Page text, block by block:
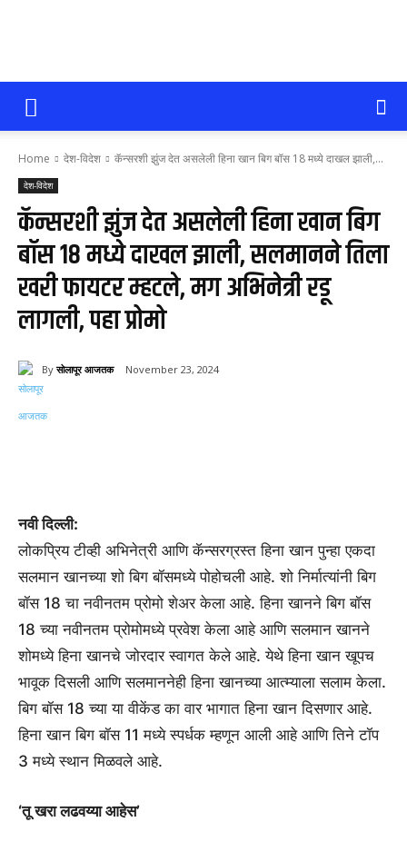
सोलापूर
आजतक
Home देश-विदेश कॅन्सरशी झुंज देत असलेली हिना खान बिग बॉस 18 मध्ये दाखल झाली,...
देश-विदेश
कॅन्सरशी झुंज देत असलेली हिना खान बिग
बॉस 18 मध्ये दाखल झाली, सलमानने तिला
खरी फायटर म्हटले, मग अभिनेत्री रडू
लागली, पहा प्रोमो
By सोलापूर आजतक November 23, 2024
नवी दिल्ली:
लोकप्रिय टीव्ही अभिनेत्री आणि कॅन्सरग्रस्त हिना खान पुन्हा एकदा
सलमान खानच्या शो बिग बॉसमध्ये पोहोचली आहे. शो निर्मात्यांनी बिग
बॉस 18 चा नवीनतम प्रोमो शेअर केला आहे. हिना खानने बिग बॉस
18 च्या नवीनतम प्रोमोमध्ये प्रवेश केला आहे आणि सलमान खानने
शोमध्ये हिना खानचे जोरदार स्वागत केले आहे. येथे हिना खान खूपच
भावूक दिसली आणि सलमाननेही हिना खानच्या आत्म्याला सलाम केला.
बिग बॉस 18 च्या या वीकेंड का वार भागात हिना खान दिसणार आहे.
हिना खान बिग बॉस 11 मध्ये स्पर्धक म्हणून आली आहे आणि तिने टॉप
3 मध्ये स्थान मिळवले आहे.
‘तू खरा लढवय्या आहेस’